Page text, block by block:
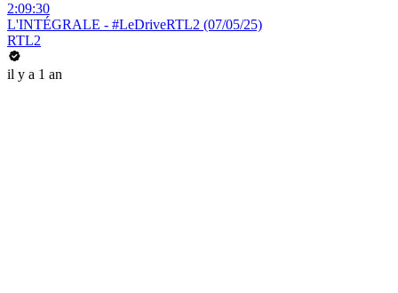
2:09:30
L'INTÉGRALE - #LeDriveRTL2 (07/05/25)
RTL2
il y a 1 an